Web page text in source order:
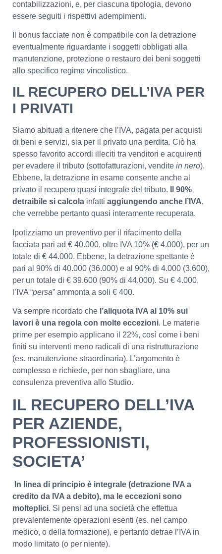
contabilizzazioni, e, per ciascuna tipologia, devono
essere seguiti i rispettivi adempimenti.
Il bonus facciate non è compatibile con la detrazione
eventualmente riguardante i soggetti obbligati alla
manutenzione, protezione o restauro dei beni soggetti
allo specifico regime vincolistico.
IL RECUPERO DELL’IVA PER
I PRIVATI
Siamo abituati a ritenere che l’IVA, pagata per acquisti
di beni e servizi, sia per il privato una perdita. Ciò ha
spesso favorito accordi illeciti tra venditori e acquirenti
per evadere il tributo (sottofatturazioni, vendite in nero).
Ebbene, la detrazione in esame consente anche al
privato il recupero quasi integrale del tributo.
Il 90%
detraibile si calcola infatti aggiungendo anche l’IVA,
che verrebbe pertanto quasi interamente recuperata.
Ipotizziamo un preventivo per il rifacimento della
facciata pari ad € 40.000, oltre IVA 10% (€ 4.000), per un
totale di € 44.000. Ebbene, la detrazione spettante è
pari al 90% di 40.000 (36.000) e al 90% di 4.000 (3.600),
per un totale di € 39.600 (90% di 44.000). Su € 4.000,
l’IVA “persa” ammonta a soli € 400.
Va sempre ricordato che l’aliquota IVA al 10% sui
lavori è una regola con molte eccezioni. Le materie
prime per esempio applicano il 22%, così come i beni
finiti su interventi meno radicali di una ristrutturazione
(es. manutenzione straordinaria). L’argomento è
complesso e richiede, per non sbagliare, una
consulenza preventiva allo Studio.
IL RECUPERO DELL’IVA
PER AZIENDE,
PROFESSIONISTI,
SOCIETA’
In linea di principio è integrale (detrazione IVA a
credito da IVA a debito), ma le eccezioni sono
molteplici. Si pensi ad una società che effettua
prevalentemente operazioni esenti (es. nel campo
medico, o della formazione), e pertanto detrae l’IVA in
modo limitato (o per niente).